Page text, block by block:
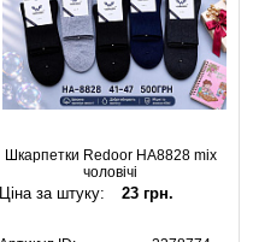
Шкарпетки Redoor HA8828 mix
чоловічі
Ціна за штуку: 23 грн.